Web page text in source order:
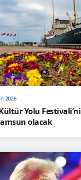
2026
Yolu
olacak